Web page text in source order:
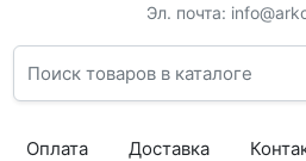
Эл. почта:
Оплата Доставка